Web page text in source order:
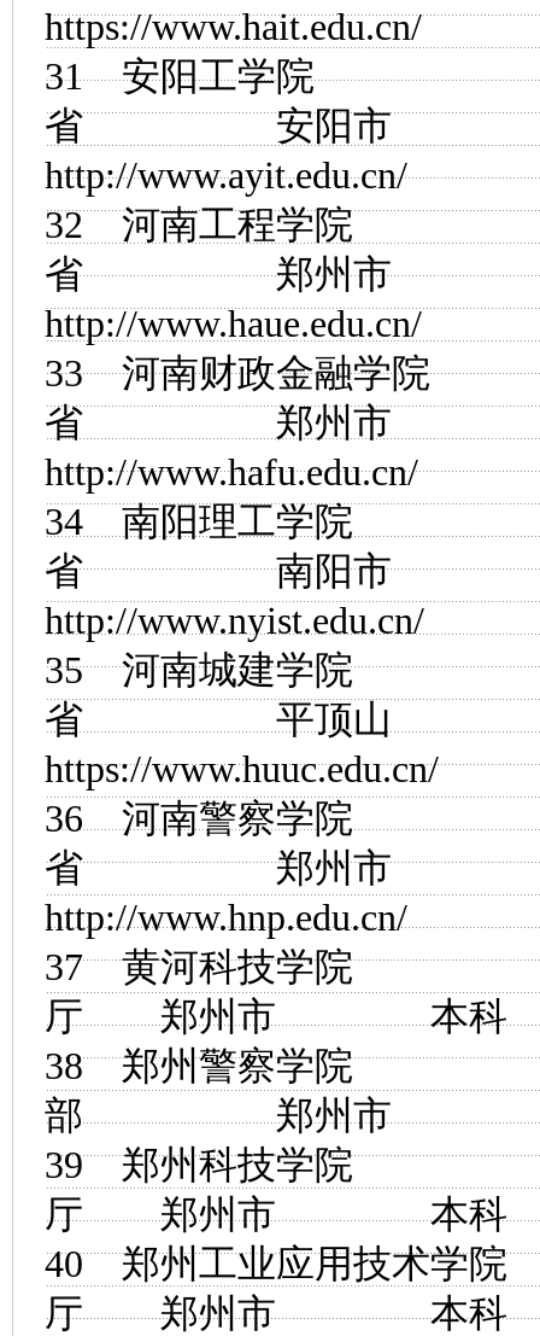
https://www.hait.edu.cn/
31安阳工学院
省 安阳市
http://www.ayit.edu.cn/
32河南工程学院
省 郑州市
http://www.haue.edu.cn/
33河南财政金融学院
省 郑州市
http://www.hafu.edu.cn/
34 南阳理工学院
省 南阳市
http://www.nyist.edu.cn/
35河南城建学院
省 平顶山
https://www.huuc.edu.cn/
36河南警察学院
省 郑州市
http://www.hnp.edu.cn/
37黄河科技学院河
厅 郑州市
38郑州警察学院
部 郑州市
39郑州科技学院河
厅 郑州市
40郑州工业应用技术学院
厅 郑州市